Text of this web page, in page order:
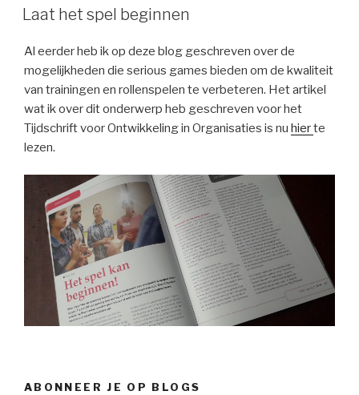
OP
Laat het spel beginnen
Al eerder heb ik op deze blog geschreven over de
mogelijkheden die serious games bieden om de kwaliteit
van trainingen en rollenspelen te verbeteren. Het artikel
wat ik over dit onderwerp heb geschreven voor het
Tijdschrift voor Ontwikkeling in Organisaties is nu hierte
lezen.
ABONNEER JE OP BLOGS